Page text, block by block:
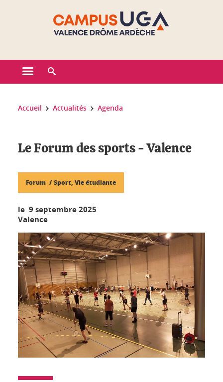
Ouvrir le menu principal
Vous êtes ici :
Accueil Actualités Agenda
Le Forum des sports - Valence
Forum Sport, Vie étudiante
le 9 septembre 2025
Valence